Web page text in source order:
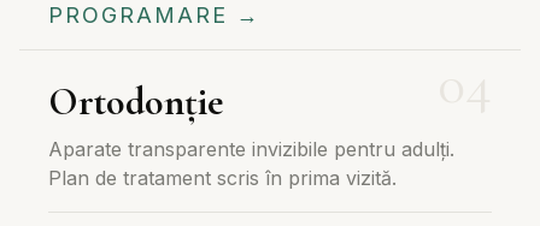
PROGRAMARE →
Ortodonție
Aparate transparente invizibile pentru adulți.
Plan de tratament scris în prima vizită.